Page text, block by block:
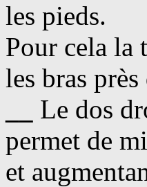
les pieds.
Pour cela la
les bras
Le dos
permet de
et